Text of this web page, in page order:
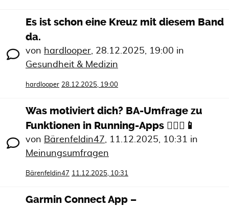
Es ist schon eine Kreuz mit diesem Band
da.
von hardlooper, 28.12.2025, 19:00 in
Gesundheit & Medizin
hardlooper 28.12.2025, 19:00
Was motiviert dich? BA-Umfrage zu
Funktionen in Running-Apps 🏃🏻‍♀️📱
von Bärenfeldin47, 11.12.2025, 10:31 in
Meinungsumfragen
Bärenfeldin47 11.12.2025, 10:31
Garmin Connect App –